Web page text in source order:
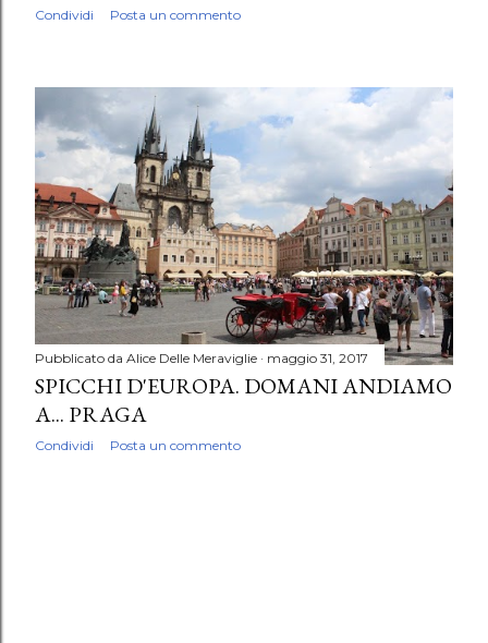
Condividi Posta un commento
Pubblicato da Alice Delle Meraviglie maggio 31, 2017
SPICCHI D'EUROPA. DOMANI ANDIAMO
A... PRAGA
Condividi Posta un commento